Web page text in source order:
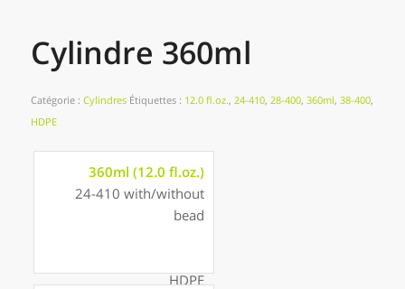
Cylindre 360ml
Catégorie : Cylindres Étiquettes : 12.0 fl.oz., 24-410, 28-400, 360ml, 38-400,
HDPE
360ml (12.0 fl.oz.)
24-410 with/without
bead
HDPE